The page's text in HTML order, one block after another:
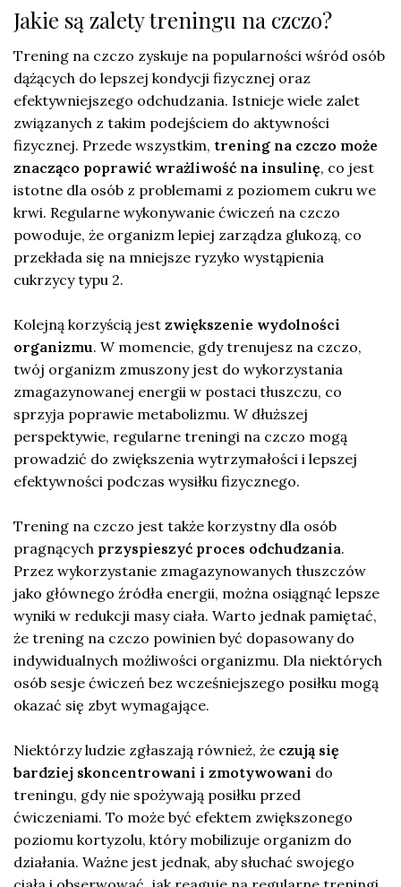
Jakie są zalety treningu na czczo?
Trening na czczo zyskuje na popularności wśród osób
dążących do lepszej kondycji fizycznej oraz
efektywniejszego odchudzania. Istnieje wiele zalet
związanych z takim podejściem do aktywności
fizycznej. Przede wszystkim, trening na czczo może
znacząco poprawić wrażliwość na insulinę, co jest
istotne dla osób z problemami z poziomem cukru we
krwi. Regularne wykonywanie ćwiczeń na czczo
powoduje, że organizm lepiej zarządza glukozą, co
przekłada się na mniejsze ryzyko wystąpienia
cukrzycy typu 2.
Kolejną korzyścią jest zwiększenie wydolności
organizmu. W momencie, gdy trenujesz na czczo,
twój organizm zmuszony jest do wykorzystania
zmagazynowanej energii w postaci tłuszczu, co
sprzyja poprawie metabolizmu. W dłuższej
perspektywie, regularne treningi na czczo mogą
prowadzić do zwiększenia wytrzymałości i lepszej
efektywności podczas wysiłku fizycznego.
Trening na czczo jest także korzystny dla osób
pragnących przyspieszyć proces odchudzania.
Przez wykorzystanie zmagazynowanych tłuszczów
jako głównego źródła energii, można osiągnąć lepsze
wyniki w redukcji masy ciała. Warto jednak pamiętać,
że trening na czczo powinien być dopasowany do
indywidualnych możliwości organizmu. Dla niektórych
osób sesje ćwiczeń bez wcześniejszego posiłku mogą
okazać się zbyt wymagające.
Niektórzy ludzie zgłaszają również, że czują się
bardziej skoncentrowani i zmotywowani do
treningu, gdy nie spożywają posiłku przed
ćwiczeniami. To może być efektem zwiększonego
poziomu kortyzolu, który mobilizuje organizm do
działania. Ważne jest jednak, aby słuchać swojego